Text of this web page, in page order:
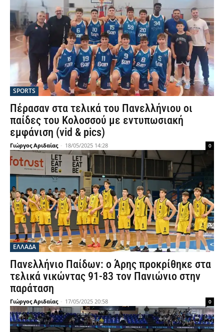
SPORTS
Πέρασαν στα τελικά του Πανελλήνιου οι
παίδες του Κολοσσού με εντυπωσιακή
εμφάνιση (vid & pics)
Γιώργος Αριδαίας - 18/05/2025 14:28 0
ΕΛΛΑΔΑ
Πανελλήνιο Παίδων: ο Άρης προκρίθηκε στα
τελικά νικώντας 91-83 τον Πανιώνιο στην
παράταση
Γιώργος Αριδαίας - 17/05/2025 20:58 0